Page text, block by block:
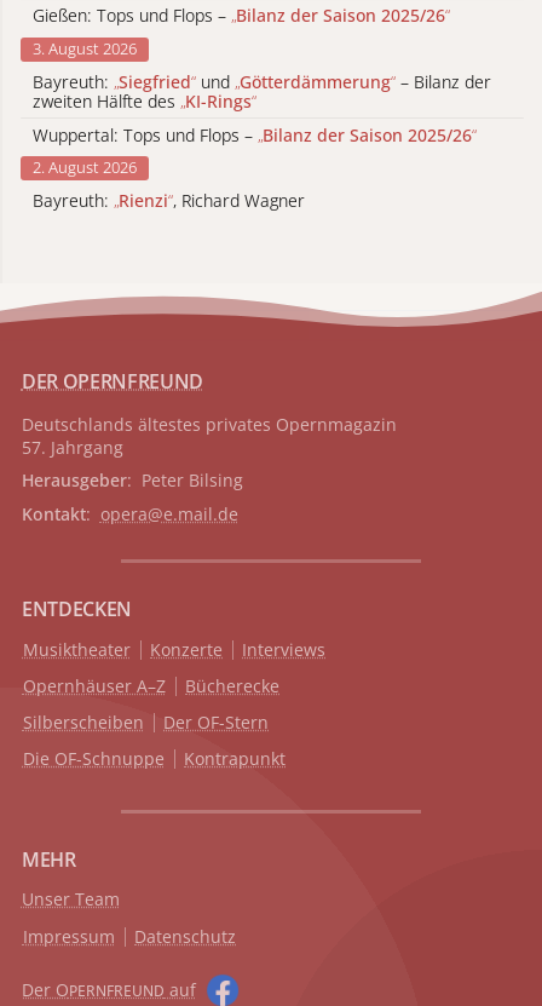
Gießen: Tops und Flops – „Bilanz der Saison 2025/26“
3. August 2026
Bayreuth: „Siegfried“ und „Götterdämmerung“ – Bilanz der
zweiten Hälfte des „KI-Rings“
Wuppertal: Tops und Flops – „Bilanz der Saison 2025/26“
2. August 2026
Bayreuth: „Rienzi“, Richard Wagner
DER OPERNFREUND
Deutschlands ältestes privates Opernmagazin
57. Jahrgang
Herausgeber: Peter Bilsing
Kontakt: opera@e.mail.de
ENTDECKEN
Musiktheater Konzerte
Interviews
Opernhäuser A–Z
Bücherecke
Silberscheiben
Der OF-Stern
Die OF-Schnuppe
Kontrapunkt
MEHR
Unser Team
Impressum
Datenschutz
Der OPERNFREUND auf